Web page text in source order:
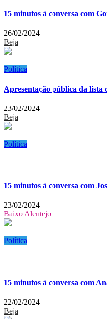
15 minutos à conversa com
26/02/2024
Beja
Política
Apresentação pública da lista
23/02/2024
Beja
Política
15 minutos à conversa com
23/02/2024
Baixo Alentejo
Política
15 minutos à conversa com
22/02/2024
Beja